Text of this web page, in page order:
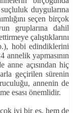
duygularına
seçen birçok
gruplarına dahil
çalıştıklarını
hobi edindiklerini
yapmasının
anne açısından hiç
geçirilen sürenin
annenin de
esası önemlidir.
iyi bir eş, hem de